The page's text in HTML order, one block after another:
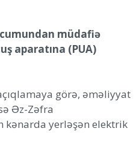
müdafiə
aparatına (PUA)
görə, əməliyyat
Əz-Zəfra
kənarda yerləşən elektrik